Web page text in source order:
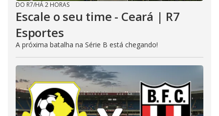
DO R7/HÁ 2 HORAS
Escale o seu time - Ceará | R7
Esportes
A próxima batalha na Série B está chegando!